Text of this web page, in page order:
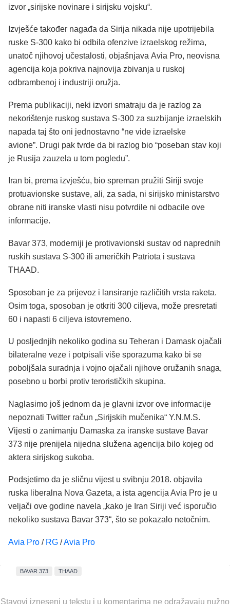
izvor „sirijske novinare i sirijsku vojsku“.
Izvješće također nagađa da Sirija nikada nije upotrijebila
ruske S-300 kako bi odbila ofenzive izraelskog režima,
unatoč njihovoj učestalosti, objašnjava Avia Pro, neovisna
agencija koja pokriva najnovija zbivanja u ruskoj
odbrambenoj i industriji oružja.
Prema publikaciji, neki izvori smatraju da je razlog za
nekorištenje ruskog sustava S-300 za suzbijanje izraelskih
napada taj što oni jednostavno “ne vide izraelske
avione”. Drugi pak tvrde da bi razlog bio “poseban stav koji
je Rusija zauzela u tom pogledu”.
Iran bi, prema izvješću, bio spreman pružiti Siriji svoje
protuavionske sustave, ali, za sada, ni sirijsko ministarstvo
obrane niti iranske vlasti nisu potvrdile ni odbacile ove
informacije.
Bavar 373, moderniji je protivavionski sustav od naprednih
ruskih sustava S-300 ili američkih Patriota i sustava
THAAD.
Sposoban je za prijevoz i lansiranje različitih vrsta raketa.
Osim toga, sposoban je otkriti 300 ciljeva, može presretati
60 i napasti 6 ciljeva istovremeno.
U posljednjih nekoliko godina su Teheran i Damask ojačali
bilateralne veze i potpisali više sporazuma kako bi se
poboljšala suradnja i vojno ojačali njihove oružanih snaga,
posebno u borbi protiv terorističkih skupina.
Naglasimo još jednom da je glavni izvor ove informacije
nepoznati Twitter račun „Sirijskih mučenika“ Y.N.M.S.
Vijesti o zanimanju Damaska za iranske sustave Bavar
373 nije prenijela nijedna služena agencija bilo kojeg od
aktera sirijskog sukoba.
Podsjetimo da je sličnu vijest u svibnju 2018. objavila
ruska liberalna Nova Gazeta, a ista agencija Avia Pro je u
veljači ove godine navela „kako je Iran Siriji već isporučio
nekoliko sustava Bavar 373“, što se pokazalo netočnim.
Avia Pro / RG /Avia Pro
BAVAR 373 THAAD
Stavovi izneseni u tekstu i u komentarima ne odražavaju nužno